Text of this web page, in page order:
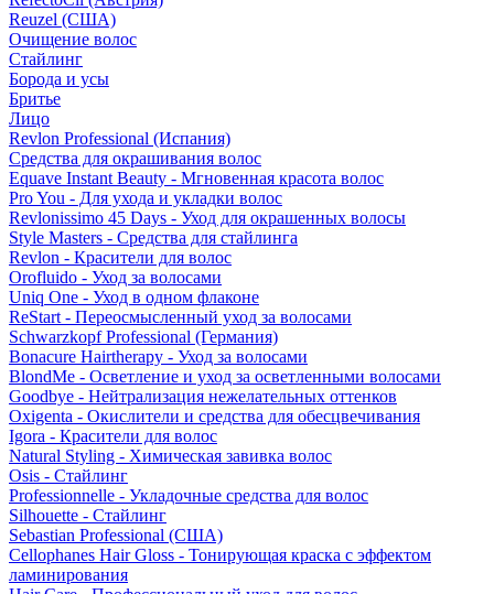
Reuzel (США)
Очищение волос
Стайлинг
Борода и усы
Бритье
Лицо
Revlon Professional (Испания)
Средства для окрашивания волос
Equave Instant Beauty - Мгновенная красота волос
Pro You - Для ухода и укладки волос
Revlonissimo 45 Days - Уход для окрашенных волосы
Style Masters - Средства для стайлинга
Revlon - Красители для волос
Orofluido - Уход за волосами
Uniq One - Уход в одном флаконе
ReStart - Переосмысленный уход за волосами
Schwarzkopf Professional (Германия)
Bonacure Hairtherapy - Уход за волосами
BlondMe - Осветление и уход за осветленными волосами
Goodbye - Нейтрализация нежелательных оттенков
Oxigenta - Окислители и средства для обесцвечивания
Igora - Красители для волос
Natural Styling - Химическая завивка волос
Osis - Стайлинг
Professionnelle - Укладочные средства для волос
Silhouette - Стайлинг
Sebastian Professional (США)
Cellophanes Hair Gloss - Тонирующая краска с эффектом
ламинирования